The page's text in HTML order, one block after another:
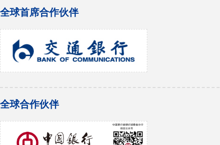
全球首席合作伙伴
全球合作伙伴